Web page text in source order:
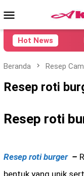
ke
Menu
Mobile
Hot News Bau
Beranda Resep
Resep roti
Resep roti
Resep roti burger –